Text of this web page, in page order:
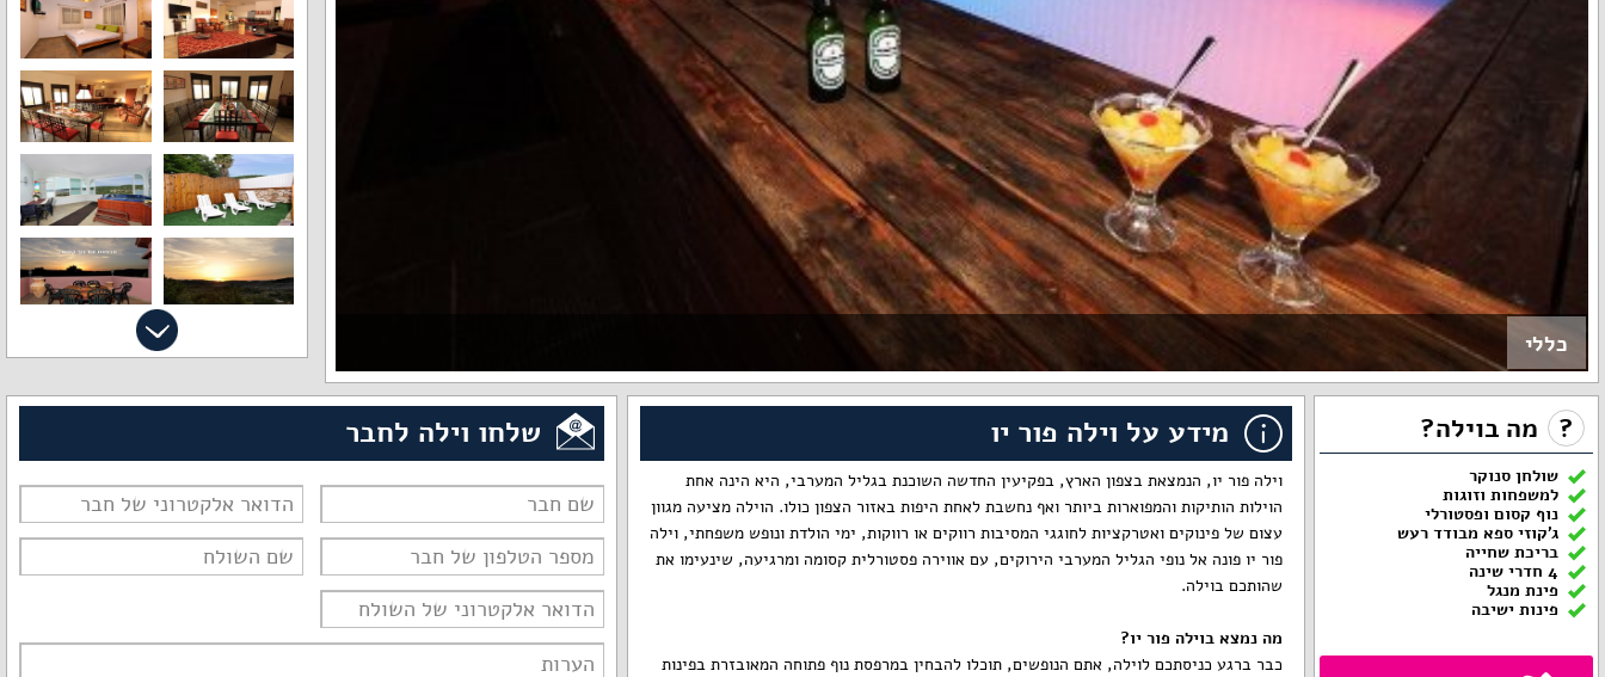
כללי
? מה בוילה?
שולחן סנוקר
למשפחות וזוגות
נוף קסום ופסטורלי
ג'קוזי ספא מבודד רעש
בריכת שחייה
4 חדרי שינה
פינת מנגל
פינות ישיבה
מידע על וילה פור יו
וילה פור יו, הנמצאת בצפון הארץ, בפקיעין החדשה השוכנת בגליל המערבי, היא הינה אחת
הוילות הותיקות והמפוארות ביותר ואף נחשבת לאחת היפות באזור הצפון כולו. הוילה מציעה מגוון
עצום של פינוקים ואטרקציות לחוגגי המסיבות רווקים או רווקות, ימי הולדת ונופש משפחתי, וילה
פור יו פונה אל נופי הגליל המערבי הירוקים, עם אווירה פסטורלית קסומה ומרגיעה, שינעימו את
שהותכם בוילה.
מה נמצא בוילה פור יו?
כבר ברגע כניסתכם לוילה, אתם הנופשים, תוכלו להבחין במרפסת נוף פתוחה המאובזרת בפינות
שלחו וילה לחבר